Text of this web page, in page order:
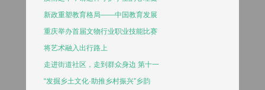
新政重塑教育格局——中国教育发展
重庆举办首届文物行业职业技能比赛
将艺术融入出行路上
走进街道社区，走到群众身边 第十一
“发掘乡土文化·助推乡村振兴”乡韵